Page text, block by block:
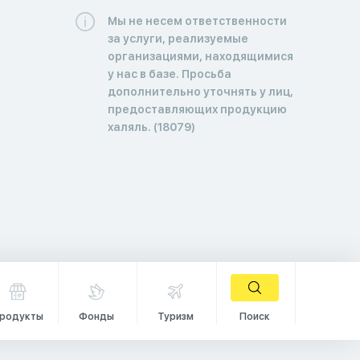
Мы не несем ответственности
за услуги, реализуемые
организациями, находящимися
у нас в базе. Просьба
дополнительно уточнять у лиц,
предоставляющих продукцию
халяль. (18079)
Фонды Туризм Поиск